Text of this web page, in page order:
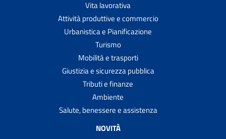
Vita lavorativa
Attività produttive e commercio
Urbanistica e Pianificazione
Turismo
Mobilità e trasporti
Giustizia e sicurezza pubblica
Tributi e finanze
Ambiente
Salute, benessere e assistenza
NOVITÀ